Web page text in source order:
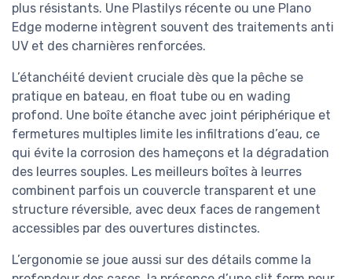
plus résistants. Une Plastilys récente ou une Plano
Edge moderne intègrent souvent des traitements anti
UV et des charnières renforcées.
L’étanchéité devient cruciale dès que la pêche se
pratique en bateau, en float tube ou en wading
profond. Une boîte étanche avec joint périphérique et
fermetures multiples limite les infiltrations d’eau, ce
qui évite la corrosion des hameçons et la dégradation
des leurres souples. Les meilleurs boîtes à leurres
combinent parfois un couvercle transparent et une
structure réversible, avec deux faces de rangement
accessibles par des ouvertures distinctes.
L’ergonomie se joue aussi sur des détails comme la